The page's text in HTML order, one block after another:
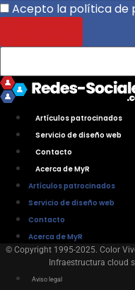
Acepto la política de
Artículos patrocinados
Servicio de diseño web
Contacto
Acerca de MyR
Artículos patrocinados
Servicio de diseño web
Contacto
Acerca de MyR
© Copyright 1995-2025. Color
Infraestructura cloud
Aviso legal